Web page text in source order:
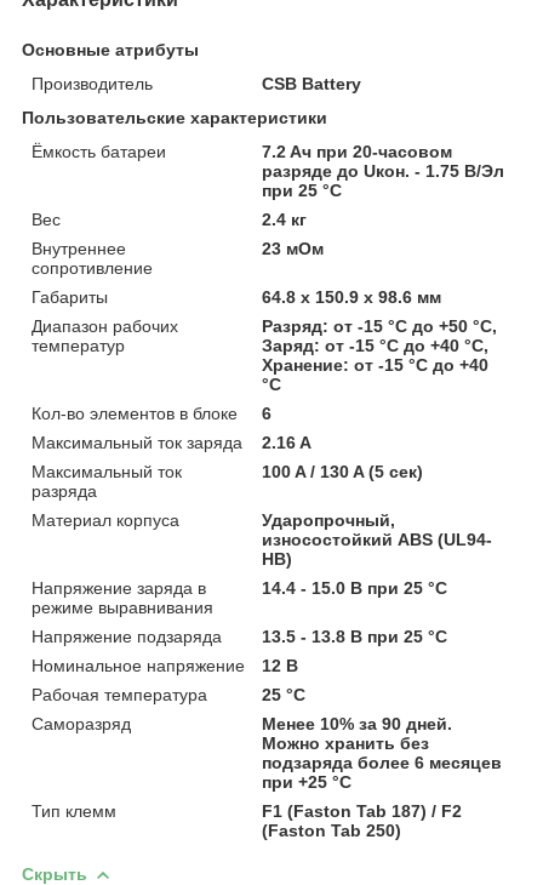
Основные атрибуты
Производитель
CSB Battery
Пользовательские характеристики
Ёмкость батареи
7.2 Aч при 20-часовом
разряде до Uкон. - 1.75 В/Эл
при 25 °С
Вес
2.4 кг
Внутреннее
сопротивление
23 мОм
Габариты
64.8 х 150.9 х 98.6 мм
Диапазон рабочих
температур
Разряд: от -15 °С до +50 °С,
Заряд: от -15 °С до +40 °С,
Хранение: от -15 °С до +40
°С
Кол-во элементов в блоке
6
Максимальный ток заряда
2.16 A
Максимальный ток
разряда
100 A / 130 A (5 сек)
Материал корпуса
Ударопрочный,
износостойкий ABS (UL94-
HB)
Напряжение заряда в
режиме выравнивания
14.4 - 15.0 В при 25 °С
Напряжение подзаряда
13.5 - 13.8 В при 25 °С
Номинальное напряжение
12 В
Рабочая температура
25 °С
Саморазряд
Менее 10% за 90 дней.
Можно хранить без
подзаряда более 6 месяцев
при +25 °C
Тип клемм
F1 (Faston Tab 187) / F2
(Faston Tab 250)
Скрыть